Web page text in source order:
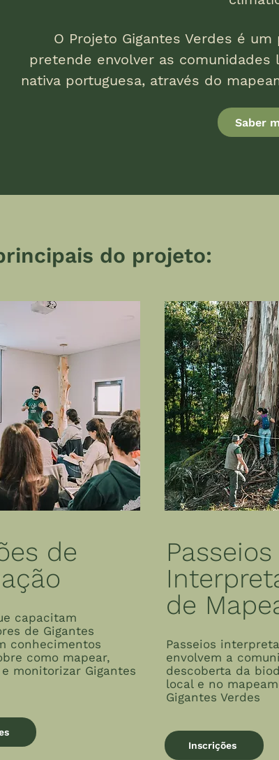
O Projeto Gigantes Verdes é
pretende envolver as
nativa portuguesa, através do
Saber
do projeto:
de
capacitam
de Gigantes
conhecimentos
como mapear,
monitorizar Gigantes
Passeios
de
Passeios
envolvem a
descoberta da
local e no
Gigantes Verdes
Inscrições